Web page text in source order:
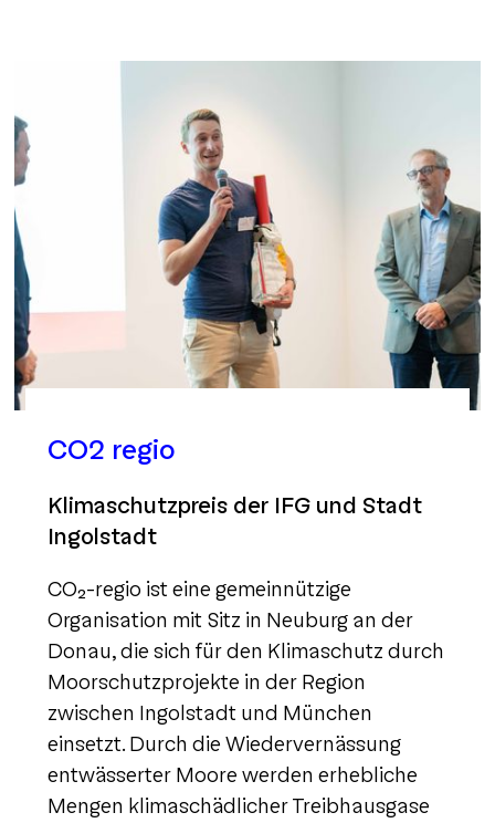
CO2 regio
Klimaschutzpreis der IFG und Stadt
Ingolstadt
CO₂-regio ist eine gemeinnützige
Organisation mit Sitz in Neuburg an der
Donau, die sich für den Klimaschutz durch
Moorschutzprojekte in der Region
zwischen Ingolstadt und München
einsetzt. Durch die Wiedervernässung
entwässerter Moore werden erhebliche
Mengen klimaschädlicher Treibhausgase